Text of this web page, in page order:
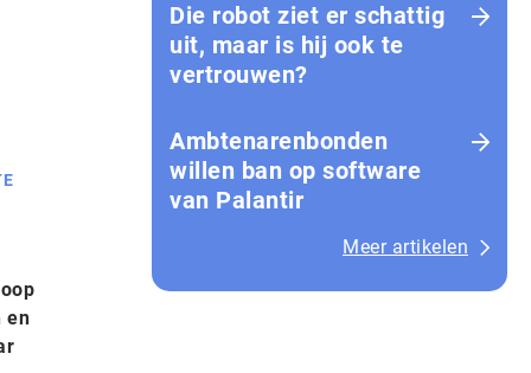
en
Die robot ziet er schattig
uit, maar is hij ook te
vertrouwen?
Amb­te­na­ren­bon­den
willen ban op software
van Palantir
Meer artikelen